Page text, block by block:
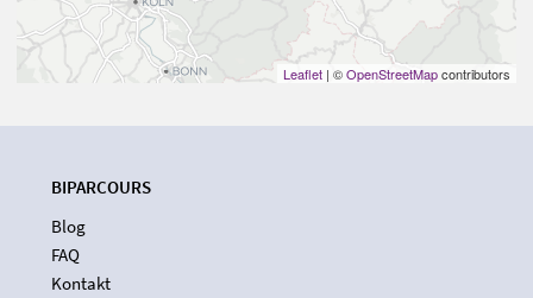
Leaflet | ©OpenStreetMapcontributors
BIPARCOURS
Blog
FAQ
Kontakt